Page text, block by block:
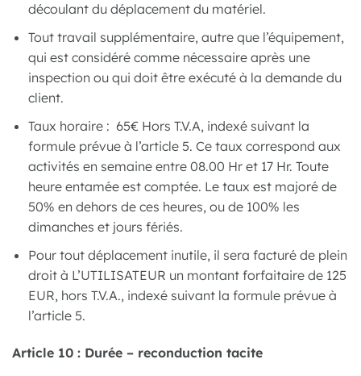
découlant du déplacement du matériel.
Tout travail supplémentaire, autre que l’équipement,
qui est considéré comme nécessaire après une
inspection ou qui doit être exécuté à la demande du
client.
Taux horaire : 65€ Hors T.V.A, indexé suivant la
formule prévue à l’article 5. Ce taux correspond aux
activités en semaine entre 08.00 Hr et 17 Hr. Toute
heure entamée est comptée. Le taux est majoré de
50% en dehors de ces heures, ou de 100% les
dimanches et jours fériés.
Pour tout déplacement inutile, il sera facturé de plein
droit à L’UTILISATEUR un montant forfaitaire de 125
EUR, hors T.V.A., indexé suivant la formule prévue à
l’article 5.
Article 10 : Durée – reconduction tacite